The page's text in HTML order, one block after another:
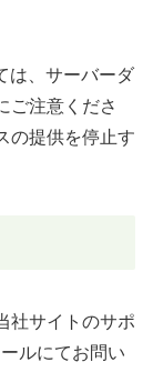
は、サーバーダ
ご注意くださ
の提供を停止す
社サイトのサポ
ルにてお問い